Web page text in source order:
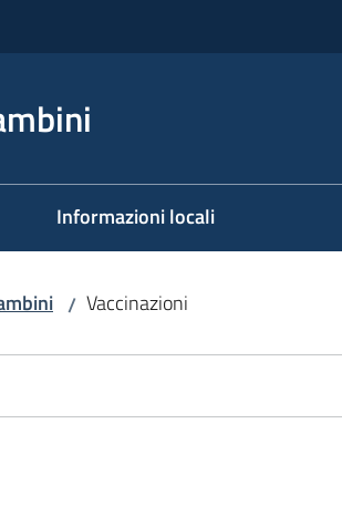
Informazioni locali
/ Vaccinazioni